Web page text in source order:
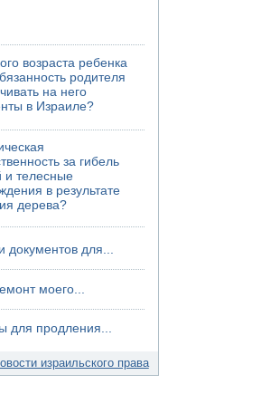
возраста ребенка
родителя
на него
в Израиле?
за гибель
и телесные
в результате
дерева?
документов для...
моего...
для продления...
израильского права